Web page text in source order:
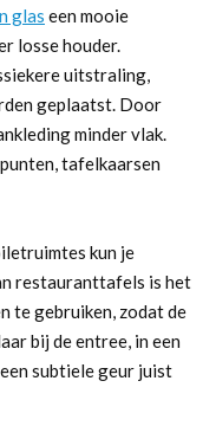
glas een mooie
losse houder.
uitstraling,
geplaatst. Door
minder vlak.
tafelkaarsen
kun je
restauranttafels is het
te gebruiken, zodat de
bij de entree, in een
subtiele geur juist